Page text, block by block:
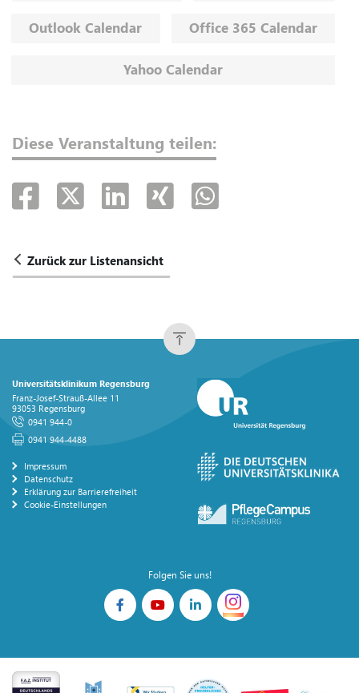
Outlook Calendar Office 365 Calendar
Yahoo Calendar
Diese Veranstaltung teilen:
Zurück zur Listenansicht
Universitätsklinikum Regensburg
Franz-Josef-Strauß-Allee 11
93053 Regensburg
0941 944-0
0941 944-4488
Impressum
Datenschutz
Erklärung zur Barrierefreiheit
Cookie-Einstellungen
Folgen Sie uns!